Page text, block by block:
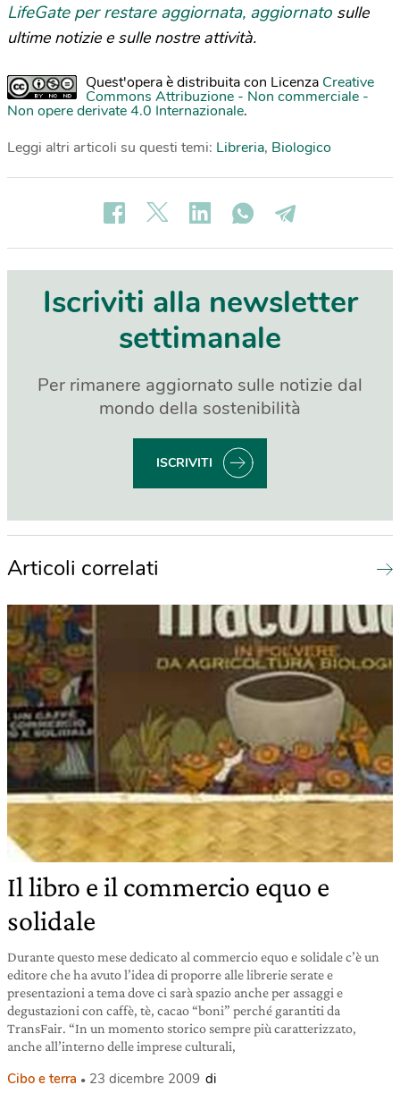
LifeGate per restare aggiornata, aggiornato sulle
ultime notizie e sulle nostre attività.
Quest'opera è distribuita con Licenza Creative
Commons Attribuzione - Non commerciale -
Non opere derivate 4.0 Internazionale.
Leggi altri articoli su questi temi: Libreria, Biologico
Iscriviti alla newsletter
settimanale
Per rimanere aggiornato sulle notizie dal
mondo della sostenibilità
ISCRIVITI
Articoli correlati
Il libro e il commercio equo e
solidale
Durante questo mese dedicato al commercio equo e solidale c’è un
editore che ha avuto l’idea di proporre alle librerie serate e
presentazioni a tema dove ci sarà spazio anche per assaggi e
degustazioni con caffè, tè, cacao “boni” perché garantiti da
TransFair. “In un momento storico sempre più caratterizzato,
anche all’interno delle imprese culturali,
Cibo e terra 23 dicembre 2009 di